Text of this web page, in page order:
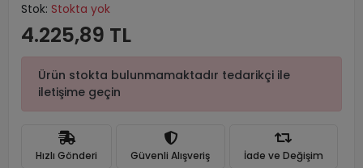
Stok: Stokta yok
4.225,89 TL
Ürün stokta bulunmamaktadır tedarikçi ile
iletişime geçin
Hızlı Gönderi Güvenli Alışveriş İade ve Değişim